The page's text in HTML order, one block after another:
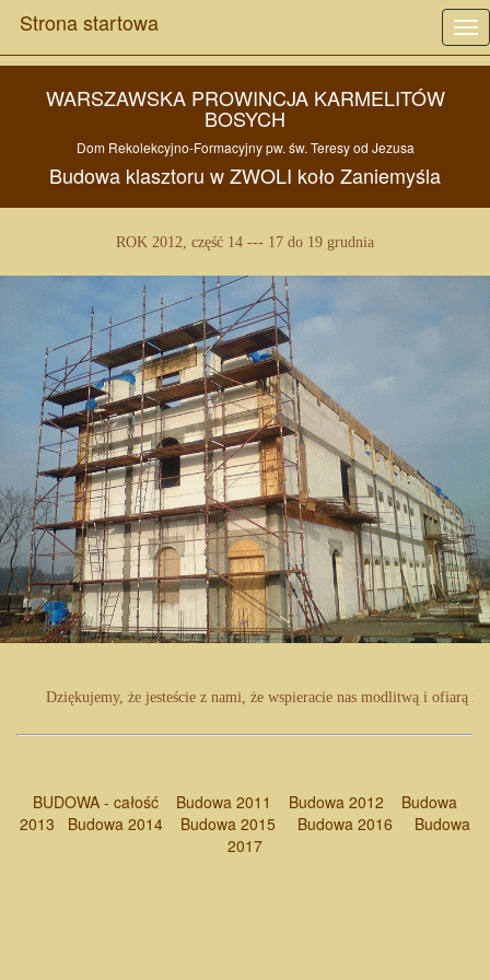
Strona startowa
WARSZAWSKA PROWINCJA KARMELITÓW
BOSYCH
Dom Rekolekcyjno-Formacyjny pw. św. Teresy od Jezusa
Budowa klasztoru wZWOLI kołoZaniemyśla
ROK 2012, część 14 --- 17 do 19 grudnia
Dziękujemy, że jesteście z nami, że wspieracie nas modlitwą i ofiarą
BUDOWA - całość Budowa 2011 Budowa 2012
Budowa
2013
Budowa 2014 Budowa 2015 Budowa 2016
Budowa
2017